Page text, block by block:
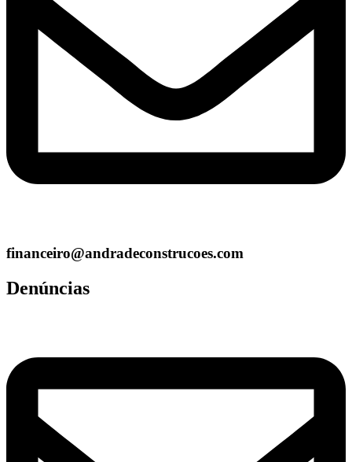
financeiro@andradeconstrucoes.com
Denúncias